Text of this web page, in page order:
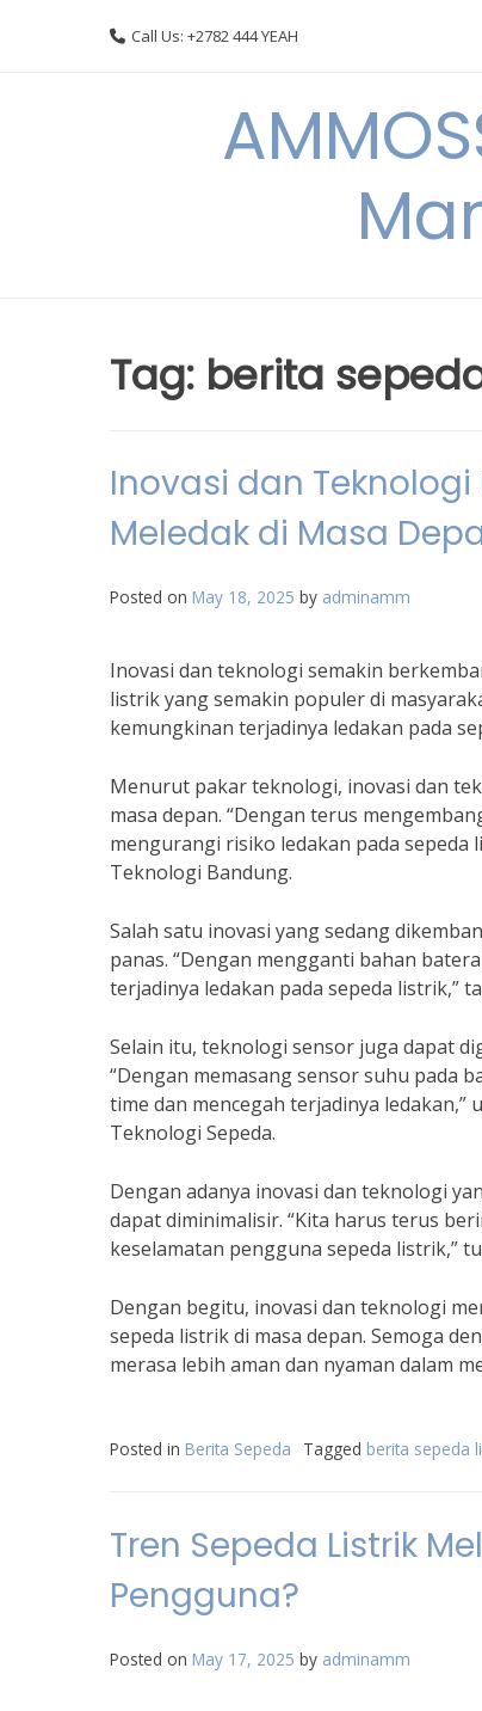
Call Us: +2782 444 YEAH
Tag: berita
Inovasi dan
Meledak di Masa
Posted on May 18, 2025 by adminamm
Inovasi dan teknologi semakin
listrik yang semakin populer di
kemungkinan terjadinya ledakan pada
Menurut pakar teknologi, inovasi dan
masa depan. “Dengan terus
mengurangi risiko ledakan pada sepeda
Teknologi Bandung.
Salah satu inovasi yang sedang
panas. “Dengan mengganti bahan
terjadinya ledakan pada sepeda listrik,”
Selain itu, teknologi sensor juga dapat
“Dengan memasang sensor suhu pada
time dan mencegah terjadinya
Teknologi Sepeda.
Dengan adanya inovasi dan teknologi
dapat diminimalisir. “Kita harus terus
keselamatan pengguna sepeda listrik,”
Dengan begitu, inovasi dan teknologi
sepeda listrik di masa depan. Semoga
merasa lebih aman dan nyaman dalam
Posted in Berita Sepeda Tagged berita sepeda
Tren Sepeda Listrik
Pengguna?
Posted on May 17, 2025 by adminamm